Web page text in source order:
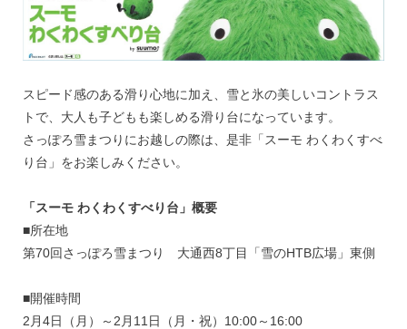
お問い合わせ
スピード感のある滑り心地に加え、雪と氷の美しいコントラス
トで、大人も子どもも楽しめる滑り台になっています。
さっぽろ雪まつりにお越しの際は、是非「スーモ わくわくすべ
り台」をお楽しみください。
「スーモ わくわくすべり台」概要
■所在地
第70回さっぽろ雪まつり 大通西8丁目「雪のHTB広場」東側
■開催時間
2月4日（月）～2月11日（月・祝）10:00～16:00